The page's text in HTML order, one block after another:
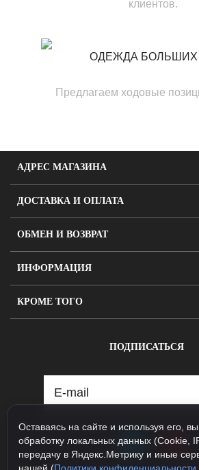
клиентов.
ОДЕЖДА БОЛЬШИХ
Предлагаем ходовые
АДРЕС МАГАЗИНА
ДОСТАВКА И ОПЛАТА
ОБМЕН И ВОЗВРАТ
ИНФОРМАЦИЯ
КРОМЕ ТОГО
ПОДПИСАТЬСЯ
Оставаясь на сайте и используя его,
обработку локальных данных (Cookie,
передачу в Яндекс.Метрику и иные
нашей (Политики конфиденциальности